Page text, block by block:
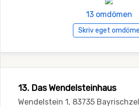
13 omdömen
Skriv eget omdöme
13. Das Wendelsteinhaus
Wendelstein 1, 83735